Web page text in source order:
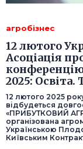
агробізнес
12 лютого
Асоціація
2025: Освіта.
12 лютого 2025
відбудеться
«ПРИБУТКОВИЙ
організована
Українською
Київським